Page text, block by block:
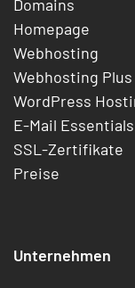
Domains
Homepage
Webhosting
Webhosting Plus
WordPress
E-Mail Essentials
SSL-Zertifikate
Preise
Unternehmen